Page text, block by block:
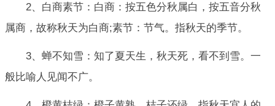
2、白商素节：白商：按五色分秋属白，按五音分秋
属商，故称秋天为白商;素节：节气。指秋天的季节。
3、蝉不知雪：知了夏天生，秋天死，看不到雪。一
般比喻人见闻不广。